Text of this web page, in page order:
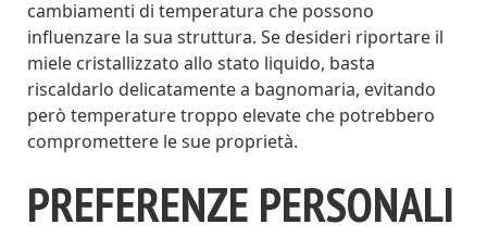
cambiamenti di temperatura che possono
influenzare la sua struttura. Se desideri riportare il
miele cristallizzato allo stato liquido, basta
riscaldarlo delicatamente a bagnomaria, evitando
però temperature troppo elevate che potrebbero
compromettere le sue proprietà.
PREFERENZE PERSONALI